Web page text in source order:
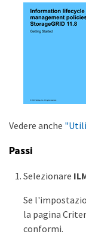
Vedere anche
Passi
Selezionare
Se
la pagina
conformi.